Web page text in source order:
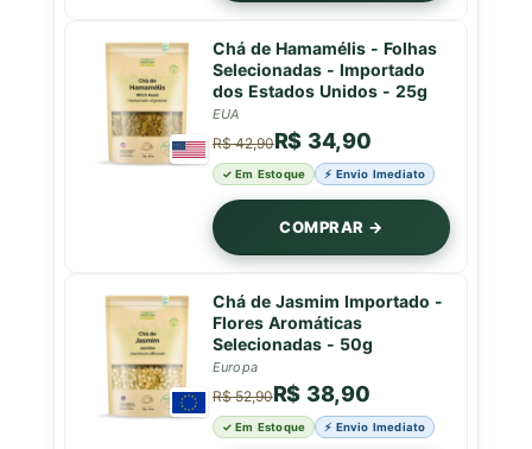
Chá de Hamamélis - Folhas
Selecionadas - Importado
dos Estados Unidos - 25g
EUA
R$ 42,90R$ 34,90
✓ Em Estoque ⚡ Envio Imediato
COMPRAR →
Chá de Jasmim Importado -
Flores Aromáticas
Selecionadas - 50g
Europa
R$ 52,90R$ 38,90
✓ Em Estoque ⚡ Envio Imediato